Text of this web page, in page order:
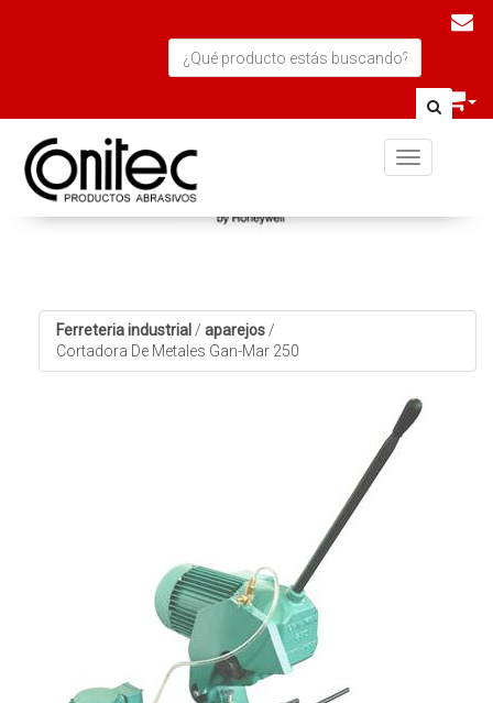
Toggle
Ferreteria industrial / aparejos /
Cortadora De Metales Gan-Mar 250